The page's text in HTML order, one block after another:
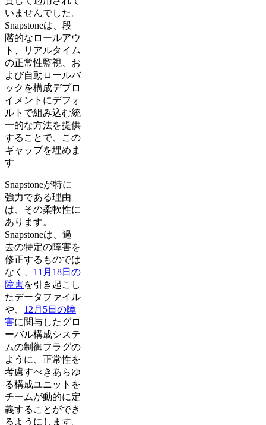
いませんでした。
Snapstoneは、段
階的なロールアウ
ト、リアルタイム
の正常性監視、お
よび自動ロールバ
ックを構成デプロ
イメントにデフォ
ルトで組み込む統
一的な方法を提供
することで、この
ギャップを埋めま
す
Snapstoneが特に
強力である理由
は、その柔軟性に
あります。
Snapstoneは、過
去の特定の障害を
修正するものでは
なく、 11月18日の
障害を引き起こし
たデータファイル
や、 12月5日の障
害に関与したグロ
ーバル構成システ
ムの制御フラグの
ように、正常性を
考慮すべきあらゆ
る構成ユニットを
チームが動的に定
義することができ
るようにします。